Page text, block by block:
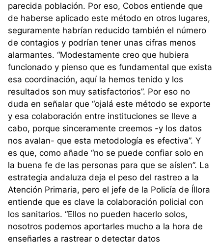
parecida población. Por eso, Cobos entiende que
de haberse aplicado este método en otros lugares,
seguramente habrían reducido también el número
de contagios y podrían tener unas cifras menos
alarmantes. “Modestamente creo que hubiera
funcionado y pienso que es fundamental que exista
esa coordinación, aquí la hemos tenido y los
resultados son muy satisfactorios”. Por eso no
duda en señalar que “ojalá este método se exporte
y esa colaboración entre instituciones se lleve a
cabo, porque sinceramente creemos -y los datos
nos avalan- que esta metodología es efectiva”. Y
es que, como añade “no se puede confiar solo en
la buena fe de las personas para que se aíslen”. La
estrategia andaluza deja el peso del rastreo a la
Atención Primaria, pero el jefe de la Policía de Íllora
entiende que es clave la colaboración policial con
los sanitarios. “Ellos no pueden hacerlo solos,
nosotros podemos aportarles mucho a la hora de
enseñarles a rastrear o detectar datos